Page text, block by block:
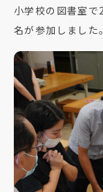
小学校の図書室
名が参加しました。